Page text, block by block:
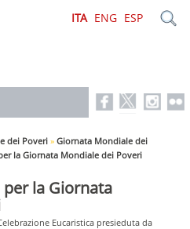
ITA ENG ESP
dei Poveri » Giornata Mondiale dei
la Giornata Mondiale dei Poveri
la Giornata
Eucaristica presieduta da